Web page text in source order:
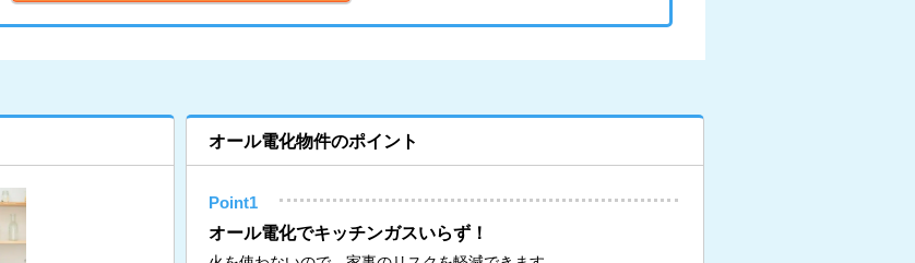
オール電化物件のポイント
Point1
オール電化でキッチンガスいらず！